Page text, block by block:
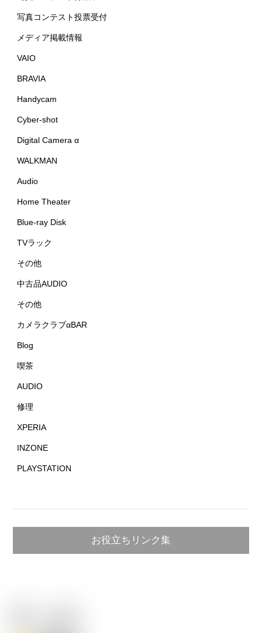
写真コンテスト投票受付
メディア掲載情報
VAIO
BRAVIA
Handycam
Cyber-shot
Digital Camera α
WALKMAN
Audio
Home Theater
Blue-ray Disk
TVラック
その他
中古品AUDIO
その他
カメラクラブαBAR
Blog
喫茶
AUDIO
修理
XPERIA
INZONE
PLAYSTATION
お役立ちリンク集